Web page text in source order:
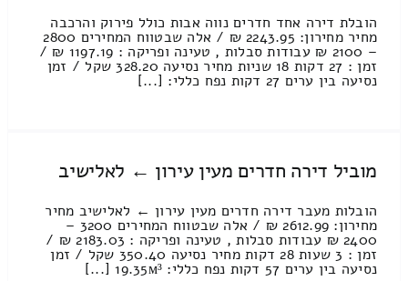
הובלת דירה אחד חדרים נווה אבות כולל פירוק והרכבה
מחיר מחירון: 2243.95 ₪ / אלה שבטווח המחירים 2800
– 2100 ₪ עבודות סבלות , טעינה ופריקה : 1197.19 ₪ /
זמן : 27 דקות 18 שניות מחיר נסיעה 328.20 שקל / זמן
נסיעה בין ערים 27 דקות נפח כללי: [...]
מוביל דירה חדרים מעין עירון ← לאלישיב
הובלות מעבר דירה חדרים מעין עירון ← לאלישיב מחיר
מחירון: 2612.99 ₪ / אלה שבטווח המחירים 3200 –
2400 ₪ עבודות סבלות , טעינה ופריקה : 2183.03 ₪ /
זמן : 3 שעות 28 דקות מחיר נסיעה 350.40 שקל / זמן
נסיעה בין ערים 57 דקות נפח כללי: 19.35м³ [...]